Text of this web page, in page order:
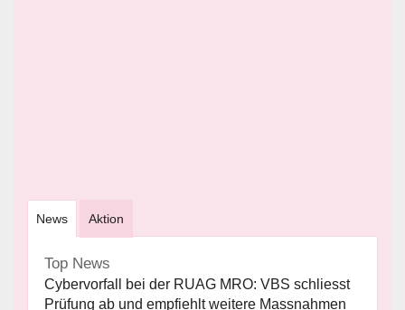
News Aktion
Top News
Cybervorfall bei der RUAG MRO: VBS schliesst
Prüfung ab und empfiehlt weitere Massnahmen